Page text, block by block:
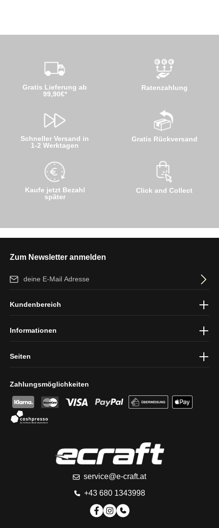
Gratis Lieferung ab
99,90€*
Schneller Versand in
1-2 Werktagen
Kaufe jetzt Bezahl
später
Ratenzahlung
Gratis Rückversand
Click and Collect
Zum Newsletter anmelden
E-Mail-Adresse*
und dieAGBgelesen und bin mit ihnen einverstanden.
Zahlungsmöglichkeiten
service@e-craft.at
+43 680 1343998
Kundenbereich
Informationen
Seiten